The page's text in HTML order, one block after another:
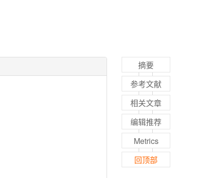
摘要
参考文献
相关文章
编辑推荐
Metrics
回顶部